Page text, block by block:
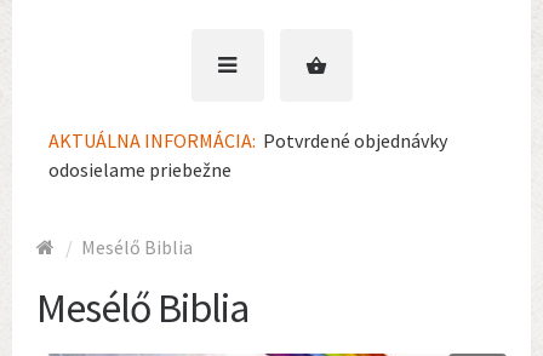
AKTUÁLNA INFORMÁCIA: Potvrdené objednávky
odosielame priebežne
Mesélő Biblia
Mesélő Biblia